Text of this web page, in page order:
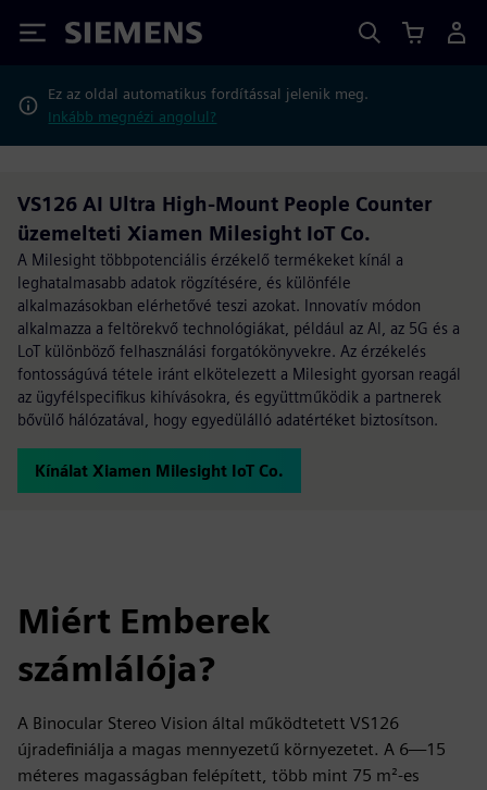
Siemens
Ez az oldal automatikus fordítással jelenik meg.
Inkább megnézi angolul?
VS126 AI Ultra High-Mount People Counter
üzemelteti Xiamen Milesight IoT Co.
A Milesight többpotenciális érzékelő termékeket kínál a
leghatalmasabb adatok rögzítésére, és különféle
alkalmazásokban elérhetővé teszi azokat. Innovatív módon
alkalmazza a feltörekvő technológiákat, például az Al, az 5G és a
LoT különböző felhasználási forgatókönyvekre. Az érzékelés
fontosságúvá tétele iránt elkötelezett a Milesight gyorsan reagál
az ügyfélspecifikus kihívásokra, és együttműködik a partnerek
bővülő hálózatával, hogy egyedülálló adatértéket biztosítson.
Kínálat Xiamen Milesight IoT Co.
Miért Emberek
számlálója?
A Binocular Stereo Vision által működtetett VS126
újradefiniálja a magas mennyezetű környezetet. A 6—15
méteres magasságban felépített, több mint 75 m²-es